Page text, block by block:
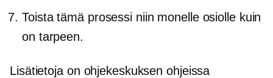
Toista tämä prosessi niin monelle osiolle kuin
on tarpeen.
Lisätietoja on ohjekeskuksen ohjeissa